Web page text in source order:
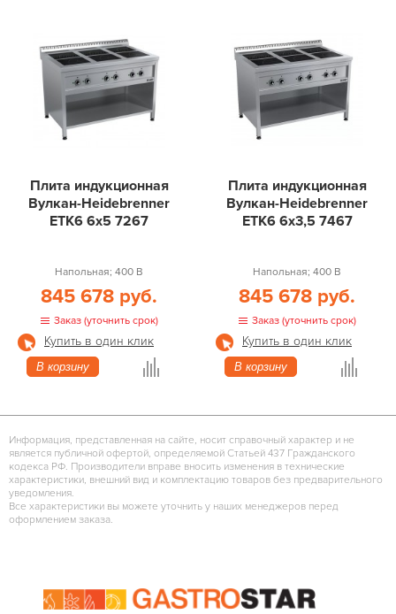
Плита индукционная
Вулкан-Heidebrenner
ETK6 6х5 7267
Напольная; 400 В
845 678 руб.
Заказ (уточнить срок)
Купить в один клик
В корзину
Плита индукционная
Вулкан-Heidebrenner
ETK6 6х3,5 7467
Напольная; 400 В
845 678 руб.
Заказ (уточнить срок)
Купить в один клик
В корзину
Информация, представленная на сайте, носит справочный характер и не
является публичной офертой, определяемой Статьей 437 Гражданского
кодекса РФ. Производители вправе вносить изменения в технические
характеристики, внешний вид и комплектацию товаров без предварительного
уведомления.
Все характеристики вы можете уточнить у наших менеджеров перед
оформлением заказа.